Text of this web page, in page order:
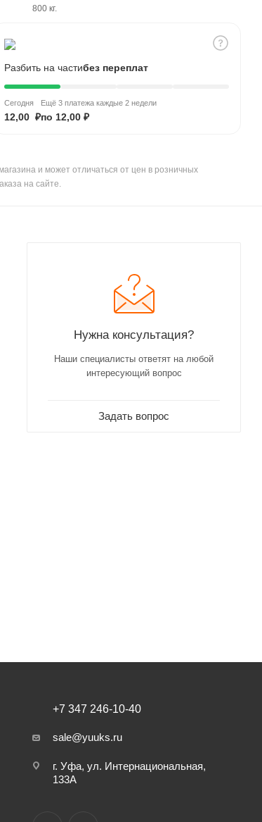
800 кг.
Разбить на частибез переплат
Сегодня
12,00 ₽
Ещё 3 платежа каждые 2 недели
по 12,00 ₽
и может отличаться от цен в розничных
на сайте.
Нужна консультация?
Наши специалисты ответят на любой
интересующий вопрос
Задать вопрос
+7 347 246-10-40
sale@yuuks.ru
г. Уфа, ул. Интернациональная,
133А